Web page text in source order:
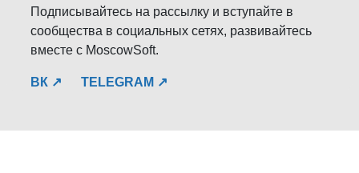
Подписывайтесь на рассылку и вступайте в
сообщества в социальных сетях, развивайтесь
вместе с MoscowSoft.
ВК ↗ TELEGRAM ↗